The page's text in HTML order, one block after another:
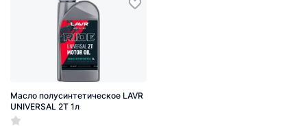
Масло полусинтетическое LAVR
UNIVERSAL 2T 1л